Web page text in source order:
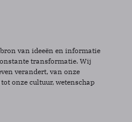
van ideeën en informatie
transformatie. Wij
verandert, van onze
onze cultuur, wetenschap